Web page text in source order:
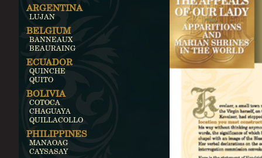
ARGENTINA
LUJAN
BELGIUM
BANNEAUX
BEAURAING
ECUADOR
QUINCHE
QUITO
BOLIVIA
COTOCA
CHAGUAYA
QUILLACOLLO
PHILIPPINES
MANAOAG
CAYSASAY